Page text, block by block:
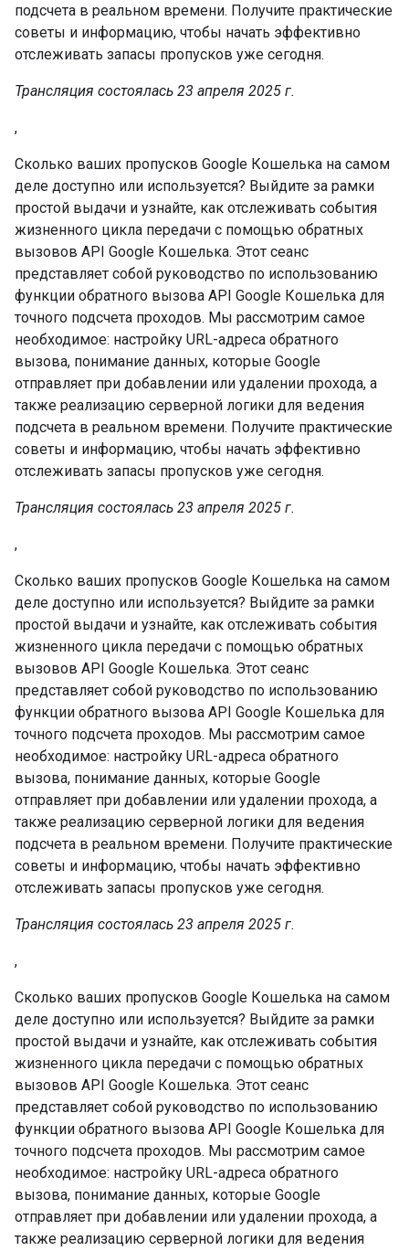
подсчета в реальном времени. Получите практические
советы и информацию, чтобы начать эффективно
отслеживать запасы пропусков уже сегодня.
Трансляция состоялась 23 апреля 2025 г.
,
Сколько ваших пропусков Google Кошелька на самом
деле доступно или используется? Выйдите за рамки
простой выдачи и узнайте, как отслеживать события
жизненного цикла передачи с помощью обратных
вызовов API Google Кошелька. Этот сеанс
представляет собой руководство по использованию
функции обратного вызова API Google Кошелька для
точного подсчета проходов. Мы рассмотрим самое
необходимое: настройку URL-адреса обратного
вызова, понимание данных, которые Google
отправляет при добавлении или удалении прохода, а
также реализацию серверной логики для ведения
подсчета в реальном времени. Получите практические
советы и информацию, чтобы начать эффективно
отслеживать запасы пропусков уже сегодня.
Трансляция состоялась 23 апреля 2025 г.
,
Сколько ваших пропусков Google Кошелька на самом
деле доступно или используется? Выйдите за рамки
простой выдачи и узнайте, как отслеживать события
жизненного цикла передачи с помощью обратных
вызовов API Google Кошелька. Этот сеанс
представляет собой руководство по использованию
функции обратного вызова API Google Кошелька для
точного подсчета проходов. Мы рассмотрим самое
необходимое: настройку URL-адреса обратного
вызова, понимание данных, которые Google
отправляет при добавлении или удалении прохода, а
также реализацию серверной логики для ведения
подсчета в реальном времени. Получите практические
советы и информацию, чтобы начать эффективно
отслеживать запасы пропусков уже сегодня.
Трансляция состоялась 23 апреля 2025 г.
,
Сколько ваших пропусков Google Кошелька на самом
деле доступно или используется? Выйдите за рамки
простой выдачи и узнайте, как отслеживать события
жизненного цикла передачи с помощью обратных
вызовов API Google Кошелька. Этот сеанс
представляет собой руководство по использованию
функции обратного вызова API Google Кошелька для
точного подсчета проходов. Мы рассмотрим самое
необходимое: настройку URL-адреса обратного
вызова, понимание данных, которые Google
отправляет при добавлении или удалении прохода, а
также реализацию серверной логики для ведения